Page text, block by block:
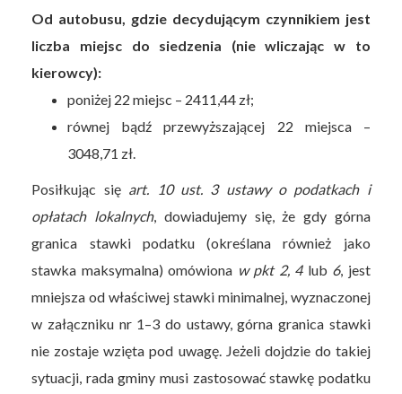
Od autobusu, gdzie decydującym czynnikiem jest
liczba miejsc do siedzenia (nie wliczając w to
kierowcy):
poniżej 22 miejsc – 2411,44 zł;
równej bądź przewyższającej 22 miejsca –
3048,71 zł.
Posiłkując się art. 10 ust. 3 ustawy o podatkach i
opłatach lokalnych, dowiadujemy się, że gdy górna
granica stawki podatku (określana również jako
stawka maksymalna) omówiona w pkt 2, 4 lub 6, jest
mniejsza od właściwej stawki minimalnej, wyznaczonej
w załączniku nr 1–3 do ustawy, górna granica stawki
nie zostaje wzięta pod uwagę. Jeżeli dojdzie do takiej
sytuacji, rada gminy musi zastosować stawkę podatku